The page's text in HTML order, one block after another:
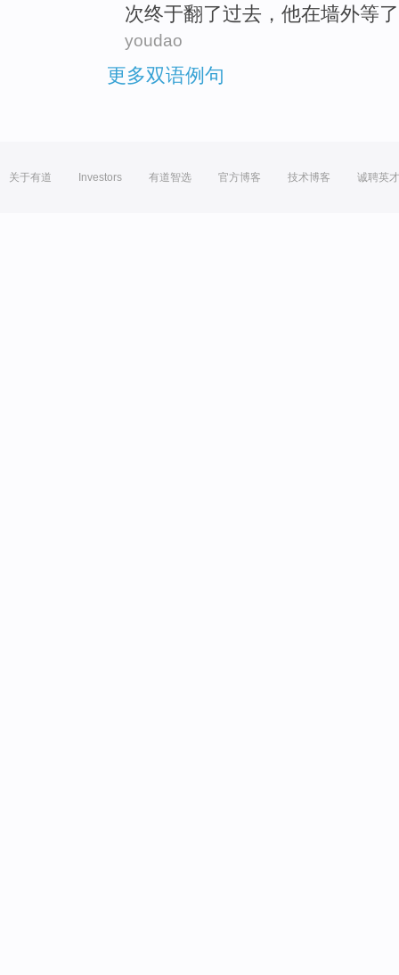
次终于翻了过去 ，他在墙外等了
youdao
更多双语例句
关于有道 Investors 有道智选 官方博客 技术博客 诚聘英才